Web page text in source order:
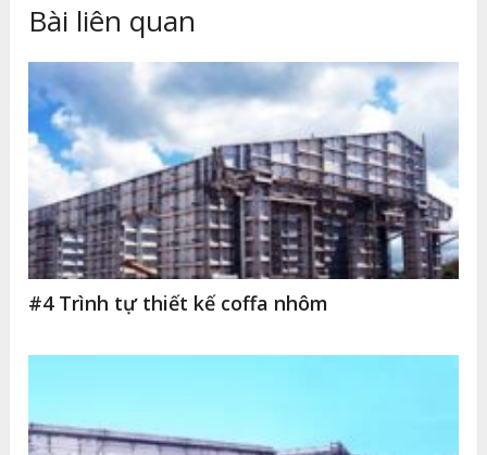
Bài liên quan
#4 Trình tự thiết kế coffa nhôm